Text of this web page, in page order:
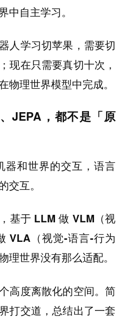
中自主学习。
人学习切苹果，需要切
现在只需要真切十次，
物理世界模型中完成。
JEPA，都不是「原
器和世界的交互，语言
交互。
基于 LLM 做 VLM（视
VLA（视觉-语言-行为
理世界没有那么适配。
高度离散化的空间。简
打交道，总结出了一套